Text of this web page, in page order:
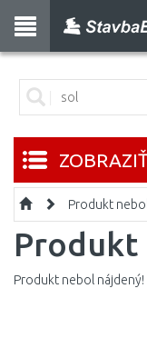
Produkt
Produkt
Produkt nebol nájdený!